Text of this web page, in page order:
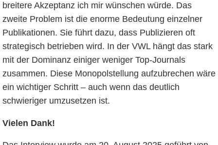
breitere Akzeptanz ich mir wünschen würde. Das
zweite Problem ist die enorme Bedeutung einzelner
Publikationen. Sie führt dazu, dass Publizieren oft
strategisch betrieben wird. In der VWL hängt das stark
mit der Dominanz einiger weniger Top-Journals
zusammen. Diese Monopolstellung aufzubrechen wäre
ein wichtiger Schritt – auch wenn das deutlich
schwieriger umzusetzen ist.
Vielen Dank!